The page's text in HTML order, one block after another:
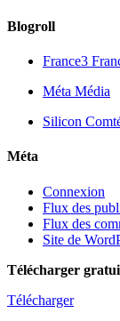
Blogroll
France3
Méta Média
Silicon
Méta
Connexion
Flux des
Flux des
Site de
Télécharger
Télécharger